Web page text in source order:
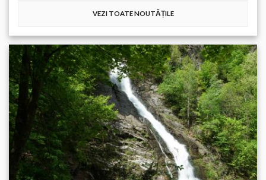
VEZI TOATE NOUTĂȚILE